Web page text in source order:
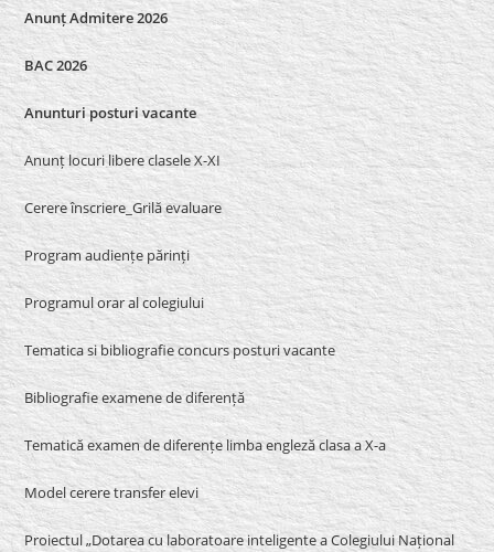
Anunț Admitere 2026
BAC 2026
Anunturi posturi vacante
Anunț locuri libere clasele X-XI
Cerere înscriere_Grilă evaluare
Program audiențe părinți
Programul orar al colegiului
Tematica si bibliografie concurs posturi vacante
Bibliografie examene de diferență
Tematică examen de diferențe limba engleză clasa a X-a
Model cerere transfer elevi
Proiectul „Dotarea cu laboratoare inteligente a Colegiului Național